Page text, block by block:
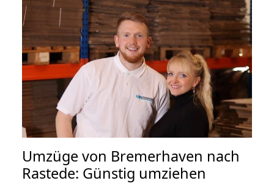
Umzüge von Bremerhaven nach
Rastede: Günstig umziehen